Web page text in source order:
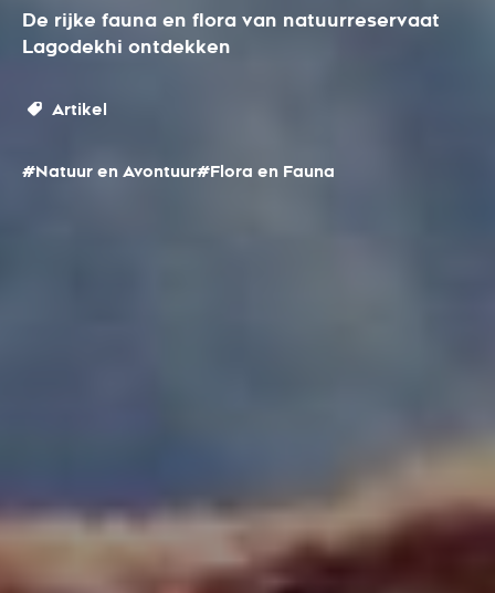
De rijke fauna en flora van natuurreservaat
Lagodekhi ontdekken
Artikel
#Natuur en Avontuur#Flora en Fauna